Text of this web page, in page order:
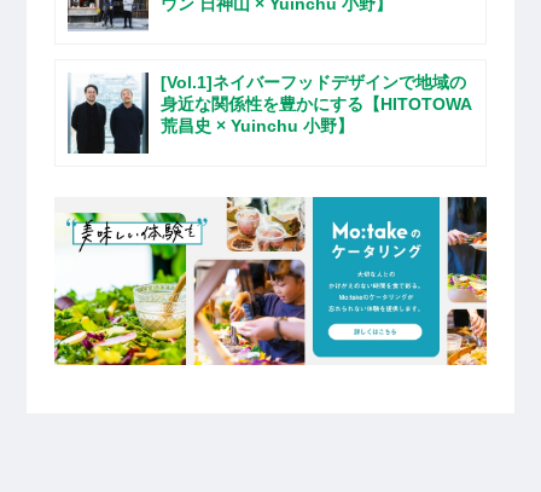
[Vol.1]ネイバーフッドデザインで地域の
身近な関係性を豊かにする【HITOTOWA
荒昌史 × Yuinchu 小野】